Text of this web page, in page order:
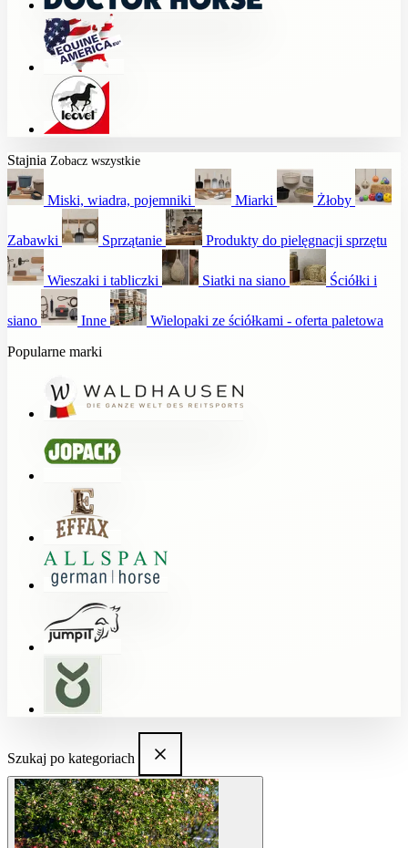
Stajnia Zobacz wszystkie
Miski, wiadra, pojemniki Miarki Żłoby
Zabawki Sprzątanie Produkty do pielęgnacji sprzętu
Wieszaki i tabliczki Siatki na siano Ściółki i
siano Inne
Wielopaki ze ściółkami - oferta paletowa
Popularne marki
Szukaj po kategoriach